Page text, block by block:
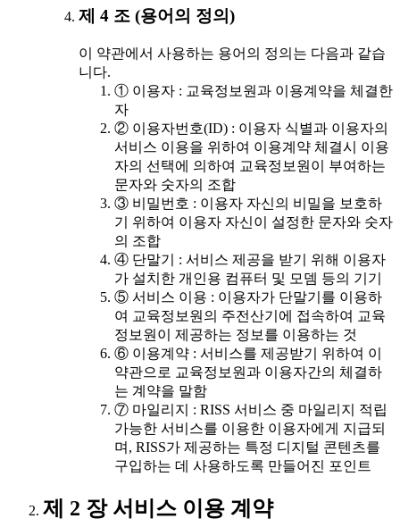
제 4 조 (용어의 정의)
이 약관에서 사용하는 용어의 정의는 다음과 같습
니다.
① 이용자 : 교육정보원과 이용계약을 체결한
자
② 이용자번호(ID) : 이용자 식별과 이용자의
서비스 이용을 위하여 이용계약 체결시 이용
자의 선택에 의하여 교육정보원이 부여하는
문자와 숫자의 조합
③ 비밀번호 : 이용자 자신의 비밀을 보호하
기 위하여 이용자 자신이 설정한 문자와 숫자
의 조합
④ 단말기 : 서비스 제공을 받기 위해 이용자
가 설치한 개인용 컴퓨터 및 모뎀 등의 기기
⑤ 서비스 이용 : 이용자가 단말기를 이용하
여 교육정보원의 주전산기에 접속하여 교육
정보원이 제공하는 정보를 이용하는 것
⑥ 이용계약 : 서비스를 제공받기 위하여 이
약관으로 교육정보원과 이용자간의 체결하
는 계약을 말함
⑦ 마일리지 : RISS 서비스 중 마일리지 적립
가능한 서비스를 이용한 이용자에게 지급되
며, RISS가 제공하는 특정 디지털 콘텐츠를
구입하는 데 사용하도록 만들어진 포인트
제 2 장 서비스 이용 계약